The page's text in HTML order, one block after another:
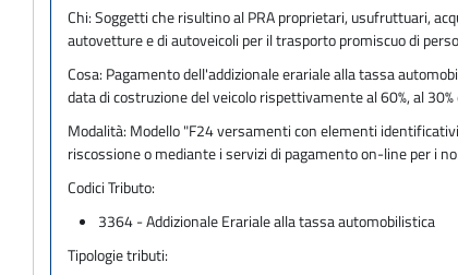
Chi:Soggetti che risultino al PRA proprietari, usufruttuari,
autovetture e di autoveicoli per il trasporto promiscuo di
Cosa: Pagamento dell'addizionale erariale alla tassa
data di costruzione del veicolo rispettivamente al 60%, al
Modalità: Modello "F24 versamenti con elementi
riscossione o mediante i servizi di pagamento on-line per i
Codici Tributo:
3364 - Addizionale Erariale alla tassa automobilistica
Tipologie tributi: